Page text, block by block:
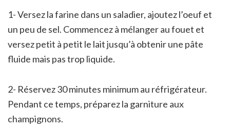
1- Versez la farine dans un saladier, ajoutez l’oeuf et
un peu de sel. Commencez à mélanger au fouet et
versez petit à petit le lait jusqu’à obtenir une pâte
fluide mais pas trop liquide.
2- Réservez 30 minutes minimum au réfrigérateur.
Pendant ce temps, préparez la garniture aux
champignons.